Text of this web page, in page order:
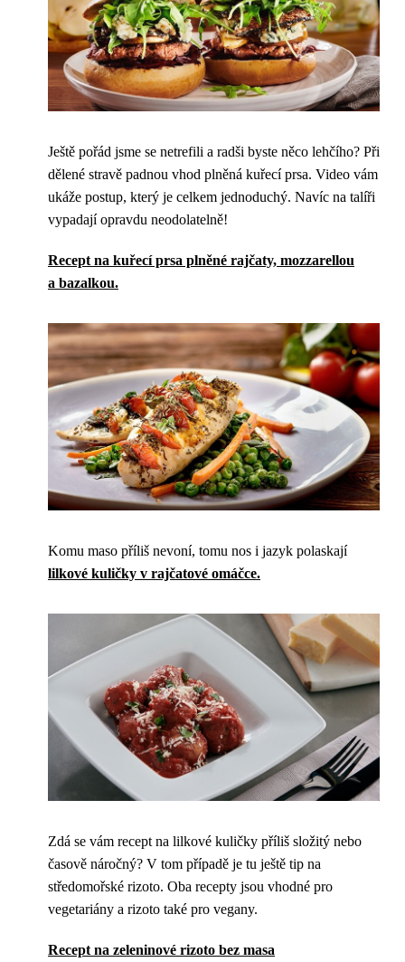
Ještě pořád jsme se netrefili a radši byste něco lehčího? Při
dělené stravě padnou vhod plněná kuřecí prsa. Video vám
ukáže postup, který je celkem jednoduchý. Navíc na talíři
vypadají opravdu neodolatelně!
Recept na kuřecí prsa plněné rajčaty, mozzarellou
a bazalkou.
Komu maso příliš nevoní, tomu nos i jazyk polaskají
lilkové kuličky v rajčatové omáčce.
Zdá se vám recept na lilkové kuličky příliš složitý nebo
časově náročný? V tom případě je tu ještě tip na
středomořské rizoto. Oba recepty jsou vhodné pro
vegetariány a rizoto také pro vegany.
Recept na zeleninové rizoto bez masa